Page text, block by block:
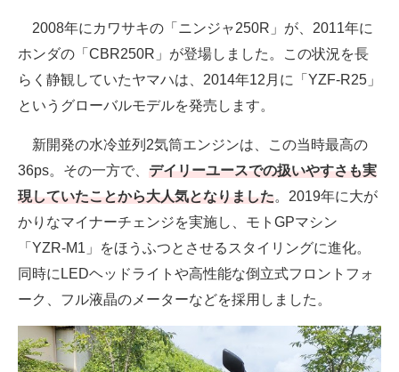
2008年にカワサキの「ニンジャ250R」が、2011年に
ホンダの「CBR250R」が登場しました。この状況を長
らく静観していたヤマハは、2014年12月に「YZF-R25」
というグローバルモデルを発売します。
新開発の水冷並列2気筒エンジンは、この当時最高の
36ps。その一方で、 デイリーユースでの扱いやすさも実
現していたことから大人気となりました。2019年に大が
かりなマイナーチェンジを実施し、モトGPマシン
「YZR-M1」をほうふつとさせるスタイリングに進化。
同時にLEDヘッドライトや高性能な倒立式フロントフォ
ーク、フル液晶のメーターなどを採用しました。